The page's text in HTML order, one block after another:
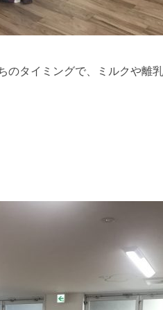
のタイミングで、ミルクや離